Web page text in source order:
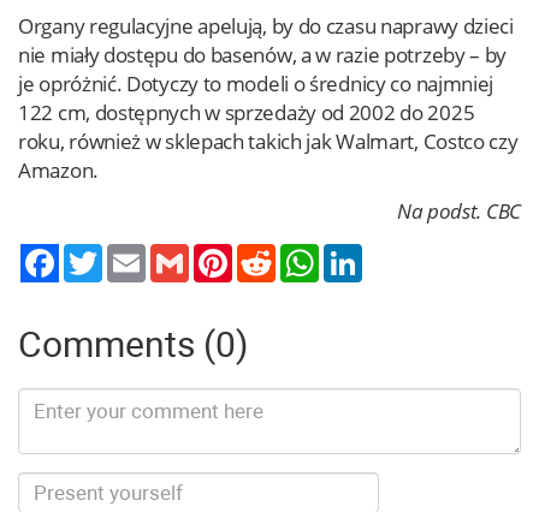
Organy regulacyjne apelują, by do czasu naprawy dzieci
nie miały dostępu do basenów, a w razie potrzeby – by
je opróżnić. Dotyczy to modeli o średnicy co najmniej
122 cm, dostępnych w sprzedaży od 2002 do 2025
roku, również w sklepach takich jak Walmart, Costco czy
Amazon.
Na podst. CBC
TwitterEmail Gmail PinterestReddit WhatsApp
Comments (0)